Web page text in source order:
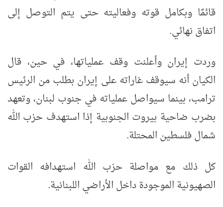
قائمًا وبكامل قوته وفعاليته حتى يتم التوصل إلى
اتفاق نهائي.
وردت إيران وأعلنت وقف عملياتها، في حين، قال
الكيان أنه سيوقف غاراته على إيران بطلب من الرئيس
ترامب، بينما سيواصل عملياته في جنوب لبنان، وتعهد
بضرب ضاحية بيروت الجنوبية إذا استهدف حزب الله
شمال فلسطين المحتلة.
كل ذلك مع مواصلة حزب الله استهدافه القوات
الصهيونية الموجودة داخل الأراضي اللبنانية.